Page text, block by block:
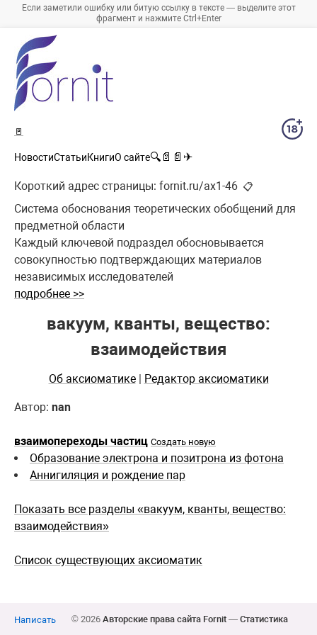
Если заметили ошибку или битую ссылку в тексте — выделите этот
фрагмент и нажмите Ctrl+Enter
🚪
НовостиСтатьиКнигиО сайте🔍 📄 📄 ✈
Короткий адрес страницы: fornit.ru/ax1-46 📋
Система обоснования теоретических обобщений для
предметной области
Каждый ключевой подраздел обосновывается
совокупностью подтверждающих материалов
независимых исследователей
подробнее >>
вакуум, кванты, вещество:
взаимодействия
Об аксиоматике| Редактор аксиоматики
Автор: nan
взаимопереходы частиц Создать новую
Образование электрона и позитрона из фотона
Аннигиляция и рождение пар
Показать все разделы «вакуум, кванты, вещество:
взаимодействия»
Список существующих аксиоматик
Написать © 2026 Авторские права сайта Fornit— Статистика